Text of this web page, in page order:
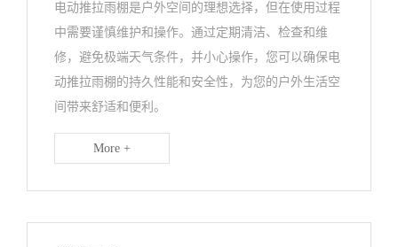
电动推拉雨棚是户外空间的理想选择，但在使用过程
中需要谨慎维护和操作。通过定期清洁、检查和维
修，避免极端天气条件，并小心操作，您可以确保电
动推拉雨棚的持久性能和安全性，为您的户外生活空
间带来舒适和便利。
More +